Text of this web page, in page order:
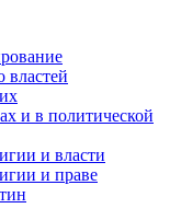
властей
и в политической
и власти
и праве